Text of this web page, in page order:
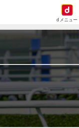
dメニュー